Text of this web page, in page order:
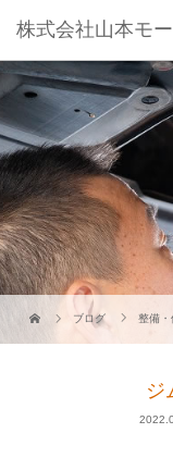
株式会社山本モ
ブログ 整備・
ジ